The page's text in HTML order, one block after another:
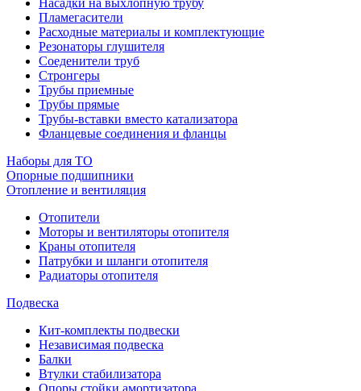
Насадки на выхлопную трубу
Пламегасители
Расходные материалы и комплектующие
Резонаторы глушителя
Соеденители труб
Стронгеры
Трубы приемные
Трубы прямые
Трубы-вставки вместо катализатора
Фланцевые соединения и фланцы
Наборы для ТО
Опорные подшипники
Отопление и вентиляция
Отопители
Моторы и вентиляторы отопителя
Краны отопителя
Патрубки и шланги отопителя
Радиаторы отопителя
Подвеска
Кит-комплекты подвески
Независимая подвеска
Балки
Втулки стабилизатора
Опоры стойки амортизатора